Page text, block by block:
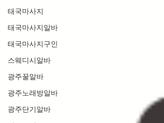
태국마사지
태국마사지알바
태국마사지구인
스웨디시알바
광주꿀알바
광주노래방알바
광주단기알바